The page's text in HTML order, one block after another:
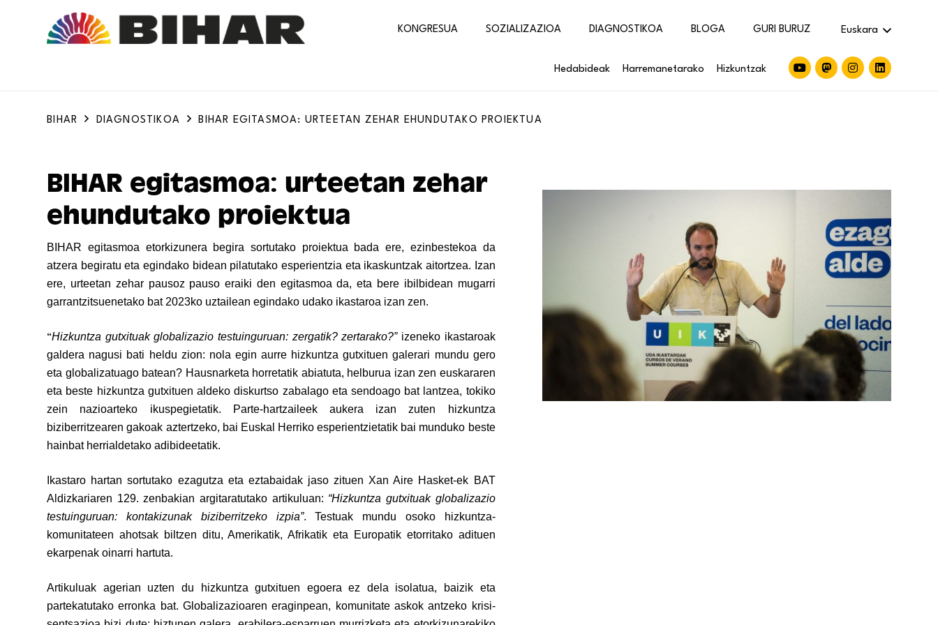
KONGRESUA SOZIALIZAZIOA DIAGNOSTIKOA BLOGA GURI BURUZ Euskara
Hedabideak Harremanetarako Hizkuntzak
BIHAR DIAGNOSTIKOA BIHAR EGITASMOA: URTEETAN ZEHAR EHUNDUTAKO PROIEKTUA
BIHAR egitasmoa: urteetan zehar
ehundutako proiektua
BIHAR egitasmoa etorkizunera begira sortutako proiektua bada ere, ezinbestekoa da
atzera begiratu eta egindako bidean pilatutako esperientzia eta ikaskuntzak aitortzea. Izan
ere, urteetan zehar pausoz pauso eraiki den egitasmoa da, eta bere ibilbidean mugarri
garrantzitsuenetako bat 2023ko uztailean egindako udako ikastaroa izan zen.
“Hizkuntza gutxituak globalizazio testuinguruan: zergatik? zertarako?”izeneko ikastaroak
galdera nagusi bati heldu zion: nola egin aurre hizkuntza gutxituen galerari mundu gero
eta globalizatuago batean? Hausnarketa horretatik abiatuta, helburua izan zen euskararen
eta beste hizkuntza gutxituen aldeko diskurtso zabalago eta sendoago bat lantzea, tokiko
zein nazioarteko ikuspegietatik. Parte-hartzaileek aukera izan zuten hizkuntza
biziberritzearen gakoak aztertzeko, bai Euskal Herriko esperientzietatik bai munduko beste
hainbat herrialdetako adibideetatik.
Ikastaro hartan sortutako ezagutza eta eztabaidak jaso zituen Xan Aire Hasket-ek BAT
Aldizkariaren 129. zenbakian argitaratutako artikuluan: “Hizkuntza gutxituak globalizazio
testuinguruan: kontakizunak biziberritzeko izpia”. Testuak mundu osoko hizkuntza-
komunitateen ahotsak biltzen ditu, Amerikatik, Afrikatik eta Europatik etorritako adituen
ekarpenak oinarri hartuta.
Artikuluak agerian uzten du hizkuntza gutxituen egoera ez dela isolatua, baizik eta
partekatutako erronka bat. Globalizazioaren eraginpean, komunitate askok antzeko krisi-